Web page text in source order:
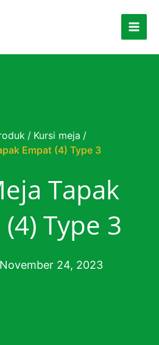
/ Kursi meja /
Empat (4) Type 3
Tapak
Type 3
November 24, 2023